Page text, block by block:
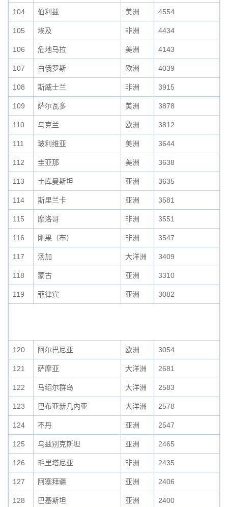
104 伯利兹 美洲 4554
105 埃及 非洲 4434
106 危地马拉 美洲 4143
107 白俄罗斯 欧洲 4039
108 斯威士兰 非洲 3915
109 萨尔瓦多 美洲 3878
110 乌克兰 欧洲 3812
111 玻利维亚 美洲 3644
112 圭亚那 美洲 3638
113 土库曼斯坦 亚洲 3635
114 斯里兰卡 亚洲 3581
115 摩洛哥 非洲 3551
116 刚果（布） 非洲 3547
117 汤加 大洋洲 3409
118 蒙古 亚洲 3310
119 菲律宾 亚洲 3082
120 阿尔巴尼亚 欧洲 3054
121 萨摩亚 大洋洲 2681
122 马绍尔群岛 大洋洲 2583
123 巴布亚新几内亚 大洋洲 2578
124 不丹 亚洲 2547
125 乌兹别克斯坦 亚洲 2465
126 毛里塔尼亚 非洲 2435
127 阿塞拜疆 亚洲 2406
128 巴基斯坦 亚洲 2400